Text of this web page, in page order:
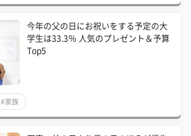
今年の父の日にお祝いをする予定の大
学生は33.3％ 人気のプレゼント＆予算
Top5
#家族